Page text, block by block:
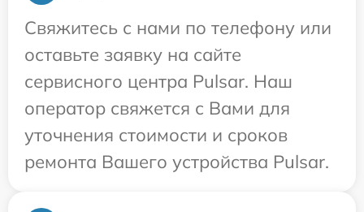
Свяжитесь с нами по телефону или
оставьте заявку на сайте
сервисного центра Pulsar. Наш
оператор свяжется с Вами для
уточнения стоимости и сроков
ремонта Вашего устройства Pulsar.